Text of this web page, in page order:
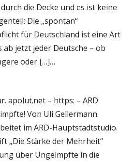
die Decke und es ist keine
Die „spontan“
für Deutschland ist eine Art
ab jetzt jeder Deutsche – ob
oder […]…
apolut.net – https: – ARD
Von Uli Gellermann.
im ARD-Hauptstadtstudio.
„Die Stärke der Mehrheit“
über Ungeimpfte in die